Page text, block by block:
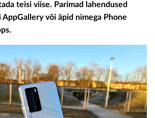
teisi viise. Parimad lahendused
või äpid nimega Phone